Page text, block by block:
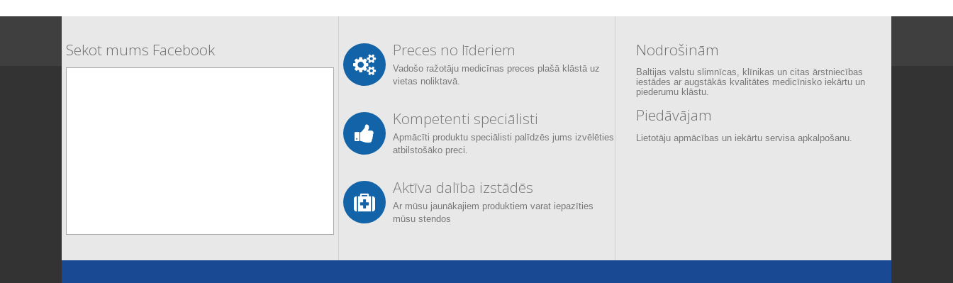
Sekot mums Facebook Preces no līderiem
Vadošo ražotāju medicīnas preces plašā klāstā uz
vietas noliktavā.
Kompetenti speciālisti
Apmācīti produktu speciālisti palīdzēs jums izvēlēties
atbilstošāko preci.
Aktīva dalība izstādēs
Ar mūsu jaunākajiem produktiem varat iepazīties
mūsu stendos
Nodrošinām
Baltijas valstu slimnīcas, klīnikas un citas ārstniecības
iestādes ar augstākās kvalitātes medicīnisko iekārtu un
piederumu klāstu.
Piedāvājam
Lietotāju apmācības un iekārtu servisa apkalpošanu.